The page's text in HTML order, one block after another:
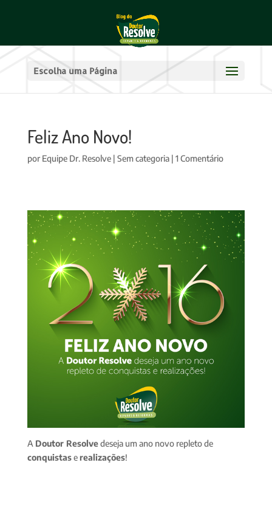
Escolha uma Página
Feliz Ano Novo!
por Equipe Dr. Resolve| Sem categoria| 1 Comentário
A Doutor Resolvedeseja um ano novo repleto de
conquistaserealizações!